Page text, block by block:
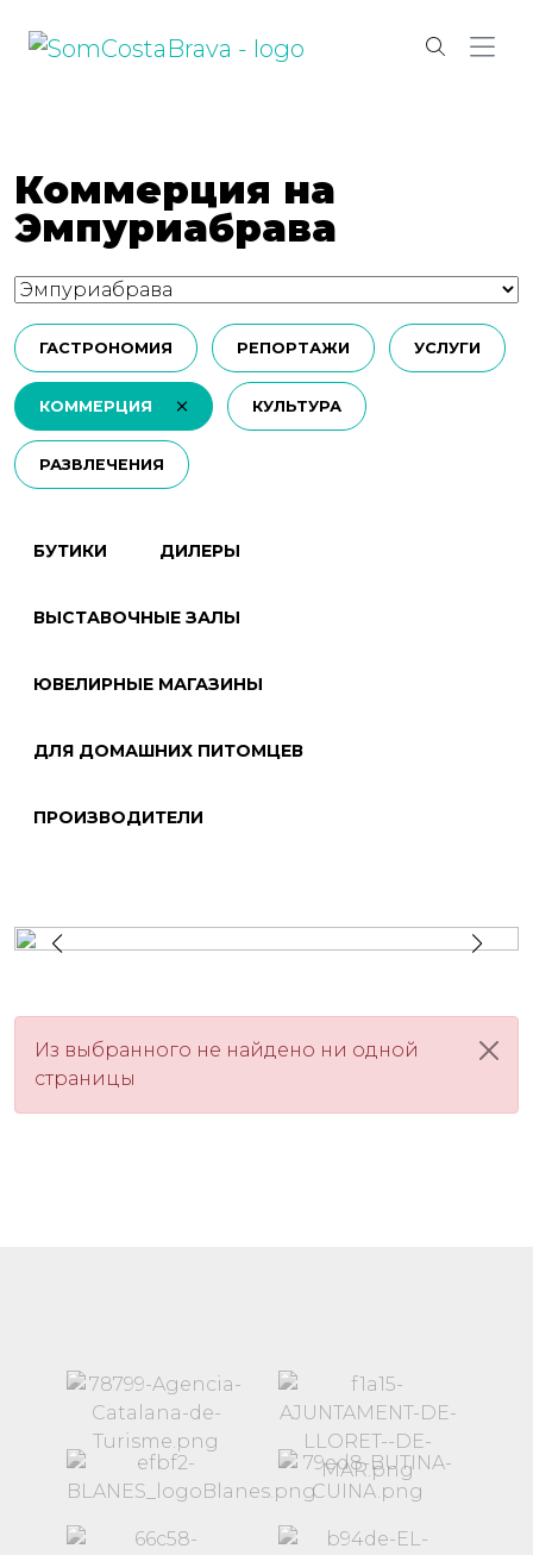
Коммерция на
Эмпуриабрава
ГАСТРОНОМИЯ РЕПОРТАЖИ УСЛУГИ
КОММЕРЦИЯ КУЛЬТУРА
РАЗВЛЕЧЕНИЯ
БУТИКИ ДИЛЕРЫ
ВЫСТАВОЧНЫЕ ЗАЛЫ
ЮВЕЛИРНЫЕ МАГАЗИНЫ
ДЛЯ ДОМАШНИХ ПИТОМЦЕВ
ПРОИЗВОДИТЕЛИ
Из выбранного не найдено ни одной
страницы